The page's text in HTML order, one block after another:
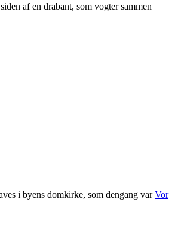
af en drabant, som vogter sammen
i byens domkirke, som dengang varVor